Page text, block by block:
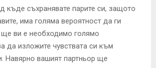
къде съхранявате парите си, защото
има голяма вероятност да ги
ще ви е необходимо голямо
да изложите чувствата си към
Навярно вашият партньор ще